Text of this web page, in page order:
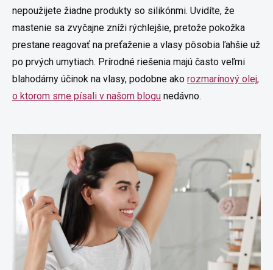
nepoužijete žiadne produkty so silikónmi. Uvidíte, že
mastenie sa zvyčajne zníži rýchlejšie, pretože pokožka
prestane reagovať na preťaženie a vlasy pôsobia ľahšie už
po prvých umytiach. Prírodné riešenia majú často veľmi
blahodárny účinok na vlasy, podobne ako rozmarínový olej,
o ktorom sme písali v našom blogu nedávno.